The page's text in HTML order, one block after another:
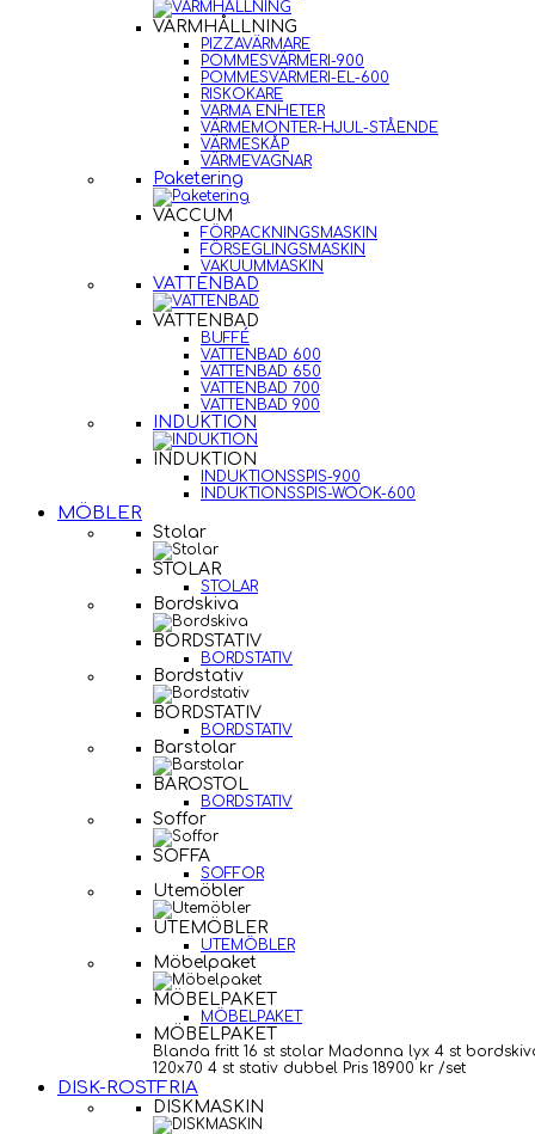
VARMHÅLLNING
PIZZAVÄRMARE
POMMESVÄRMERI-900
POMMESVÄRMERI-EL-600
RISKOKARE
VARMA ENHETER
VÄRMEMONTER-HJUL-STÅENDE
VÄRMESKÅP
VÄRMEVAGNAR
Paketering
VACCUM
FÖRPACKNINGSMASKIN
FÖRSEGLINGSMASKIN
VAKUUMMASKIN
VATTENBAD
VATTENBAD
BUFFÉ
VATTENBAD 600
VATTENBAD 650
VATTENBAD 700
VATTENBAD 900
INDUKTION
INDUKTION
INDUKTIONSSPIS-900
INDUKTIONSSPIS-WOOK-600
MÖBLER
Stolar
STOLAR
STOLAR
Bordskiva
BORDSTATIV
BORDSTATIV
Bordstativ
BORDSTATIV
BORDSTATIV
Barstolar
BAROSTOL
BORDSTATIV
Soffor
SOFFA
SOFFOR
Utemöbler
UTEMÖBLER
UTEMÖBLER
Möbelpaket
MÖBELPAKET
MÖBELPAKET
MÖBELPAKET
Blanda fritt 16 st stolar Madonna lyx 4 st
120x70 4 st stativ dubbel Pris 18900 kr /set
DISK-ROSTFRIA
DISKMASKIN